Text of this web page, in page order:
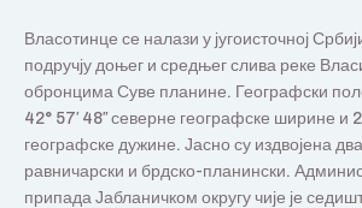
Власотинце се налази у југоисточној
подручју доњег и средњег слива реке
обронцима Суве планине. Географски
42° 57′ 48″ северне географске ширине и
географске дужине. Јасно су издвојена
равничарски и брдско-планински.
припада Јабланичком округу чије је